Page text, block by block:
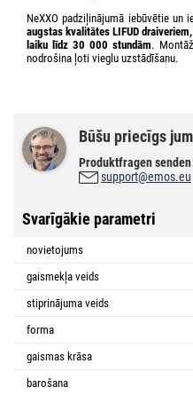
NeXXO padziļinājumā iebūvētie un
augstas kvalitātes LIFUD
laiku līdz 30 000 stundām.
nodrošina ļoti vieglu uzstādīšanu.
Būšu priecīgs
Produktfragen
support@emos.eu
Svarīgākie parametri
novietojums
gaismekļa veids
stiprinājuma veids
forma
gaismas krāsa
barošana